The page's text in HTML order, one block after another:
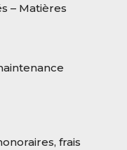
– Matières
frais